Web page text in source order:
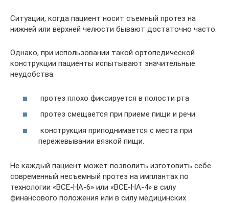
Ситуации, когда пациент носит съемный протез на
нижней или верхней челюсти бывают достаточно часто.
Однако, при использовании такой ортопедической
конструкции пациенты испытывают значительные
неудобства:
протез плохо фиксируется в полости рта
протез смещается при приеме пищи и речи
конструкция приподнимается с места при
пережевывании вязкой пищи.
Не каждый пациент может позволить изготовить себе
современный несъемный протез на имплантах по
технологии «ВСЕ-НА-6» или «ВСЕ-НА-4» в силу
финансового положения или в силу медицинских